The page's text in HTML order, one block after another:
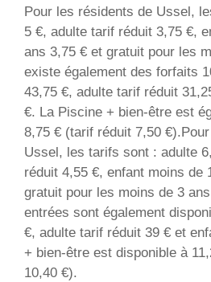
Pour les résidents de Ussel,
5 €, adulte tarif réduit 3,75 €,
ans 3,75 € et gratuit pour les
existe également des forfaits
43,75 €, adulte tarif réduit
€. La Piscine + bien-être est
8,75 € (tarif réduit 7,50
Ussel, les tarifs sont : adulte
réduit 4,55 €, enfant moins de
gratuit pour les moins de 3
entrées sont également
€, adulte tarif réduit 39 € et
+ bien-être est disponible à
10,40 €).